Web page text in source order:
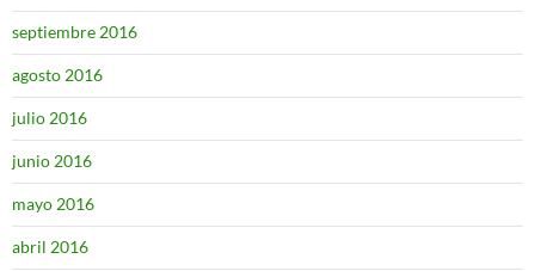
septiembre 2016
agosto 2016
julio 2016
junio 2016
mayo 2016
abril 2016